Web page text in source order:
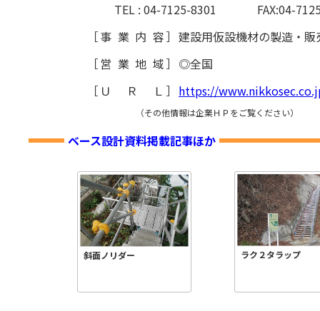
TEL : 04-7125-8301
FAX:04-
［事業内容］ 建設用仮設機材の製造・販
［ 営業地域］ ◎全国
［ ＵＲＬ ］ https://
（その他情報は企業ＨＰをご覧ください）
ベース設計資料掲載記事ほか
斜面ノリダー ラク２タラップ